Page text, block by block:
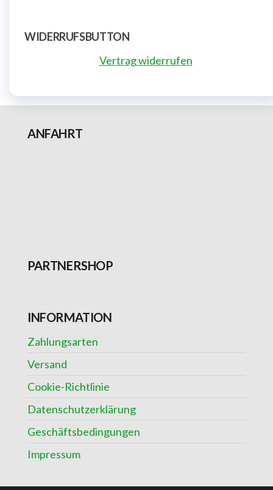
WIDERRUFSBUTTON
Vertrag widerrufen
ANFAHRT
PARTNERSHOP
INFORMATION
Zahlungsarten
Versand
Cookie-Richtlinie
Datenschutzerklärung
Geschäftsbedingungen
Impressum